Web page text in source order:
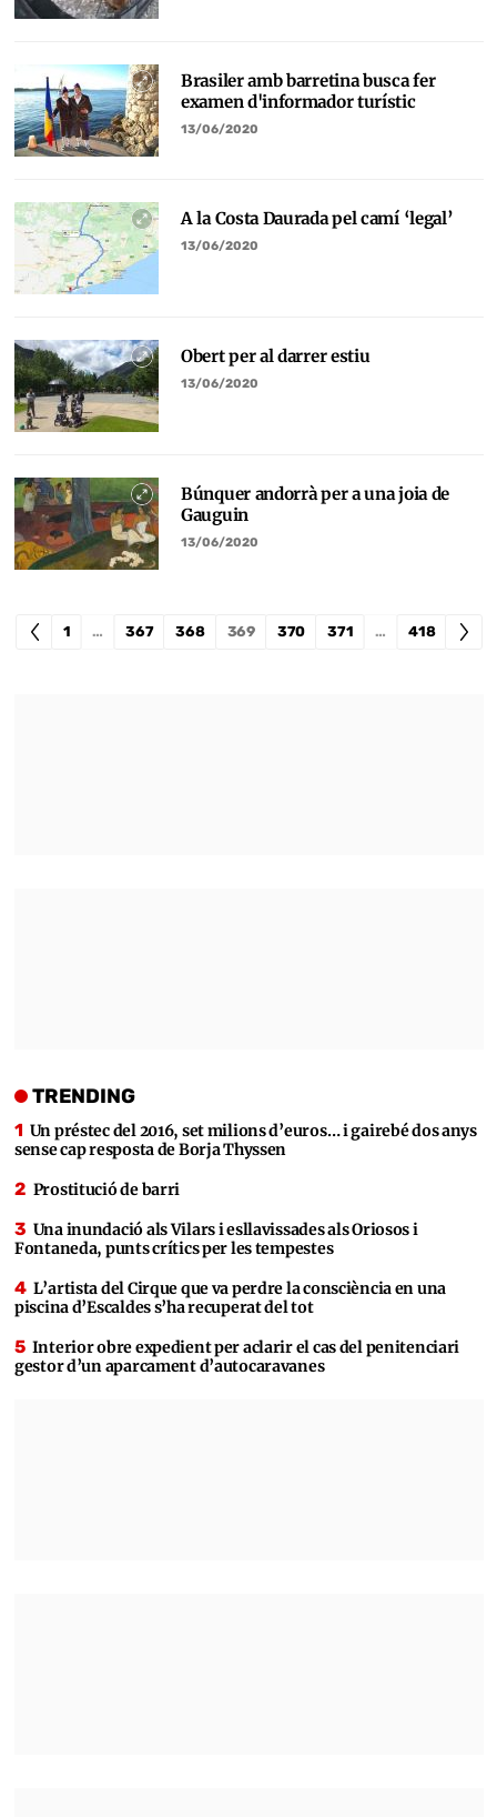
Brasiler amb barretina busca fer
examen d'informador turístic
13/06/2020
A la Costa Daurada pel camí ‘legal’
13/06/2020
Obert per al darrer estiu
13/06/2020
Búnquer andorrà per a una joia de
Gauguin
13/06/2020
1 … 367 368 369 370 371 … 418
TRENDING
Un préstec del 2016, set milions d’euros… i gairebé dos anys
sense cap resposta de Borja Thyssen
Prostitució de barri
Una inundació als Vilars i esllavissades als Oriosos i
Fontaneda, punts crítics per les tempestes
L’artista del Cirque que va perdre la consciència en una
piscina d’Escaldes s’ha recuperat del tot
Interior obre expedient per aclarir el cas del penitenciari
gestor d’un aparcament d’autocaravanes